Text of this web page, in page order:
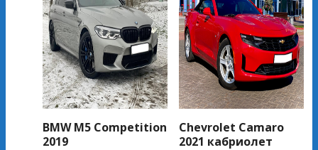
BMW M5 Competition
2019
Chevrolet Camaro
2021 кабриолет